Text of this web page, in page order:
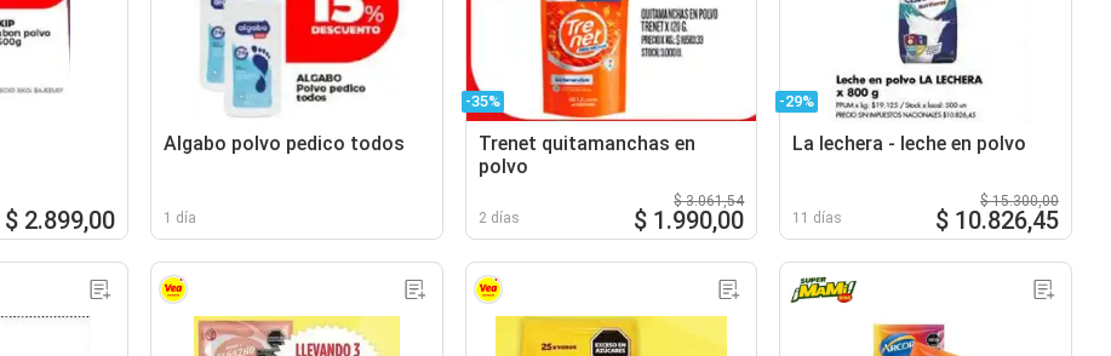
$ 2.899,00
Algabo polvo pedico todos
1 día
-35%
Trenet quitamanchas en
polvo
2 días
$ 3.061,54
$ 1.990,00
-29%
La lechera - leche en polvo
11 días
$ 15.300,00
$ 10.826,45